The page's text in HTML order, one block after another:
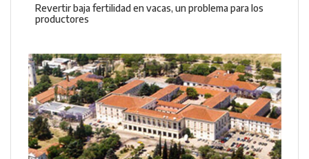
Revertir baja fertilidad en vacas, un problema para los
productores